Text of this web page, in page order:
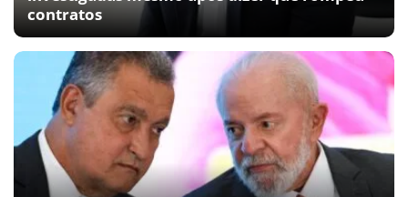
contratos